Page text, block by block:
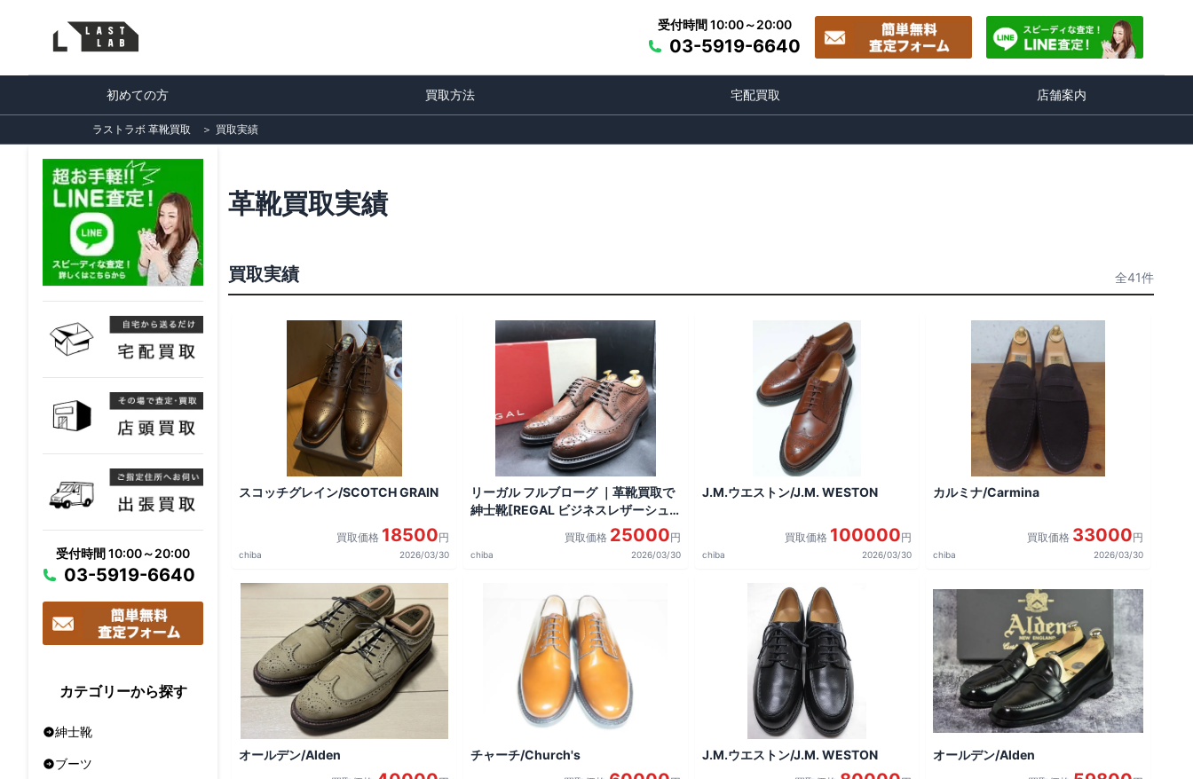
受付時間 10:00～20:00
03-5919-6640
初めての方 買取方法 宅配買取 店舗案内
ラストラボ 革靴買取 ＞ 買取実績
受付時間 10:00～20:00
03-5919-6640
カテゴリーから探す
紳士靴
ブーツ
革靴買取実績
買取実績 全41件
スコッチグレイン/SCOTCH GRAIN
買取価格 18500円
chiba 2026/03/30
リーガル フルブローグ ｜革靴買取で
紳士靴[REGAL ビジネスレザーシュ
買取価格 25000円
chiba 2026/03/30
J.M.ウエストン/J.M. WESTON
買取価格 100000円
chiba 2026/03/30
カルミナ/Carmina
買取価格 33000円
chiba 2026/03/30
オールデン/Alden チャーチ/Church's J.M.ウエストン/J.M. WESTON オールデン/Alden